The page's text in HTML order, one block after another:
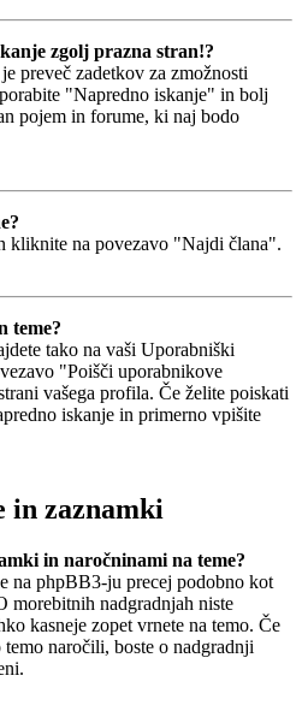
zgolj prazna stran!?
preveč zadetkov za zmožnosti
"Napredno iskanje" in bolj
pojem in forume, ki naj bodo
kliknite na povezavo "Najdi člana".
teme?
tako na vaši Uporabniški
"Poišči uporabnikove
vašega profila. Če želite poiskati
iskanje in primerno vpišite
in zaznamki
in naročninami na teme?
na phpBB3-ju precej podobno kot
morebitnih nadgradnjah niste
kasneje zopet vrnete na temo. Če
temo naročili, boste o nadgradnji